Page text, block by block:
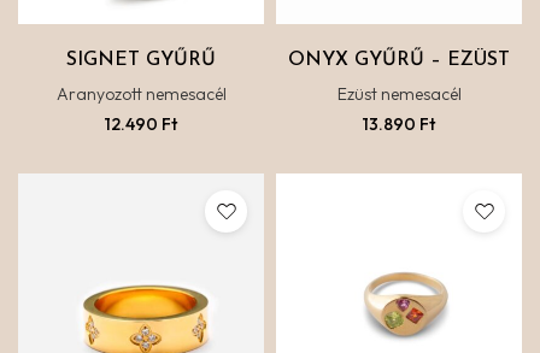
SIGNET GYŰRŰ
Aranyozott nemesacél
12.490 Ft
ONYX GYŰRŰ – EZÜST
Ezüst nemesacél
13.890 Ft